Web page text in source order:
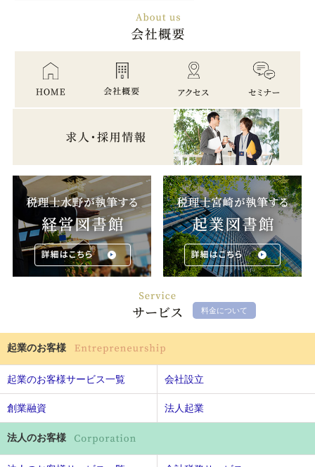
料金について
起業のお客様
起業のお客様サービス一覧 会社設立
創業融資 法人起業
法人のお客様